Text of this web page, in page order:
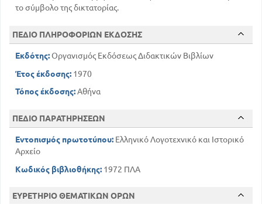
το σύμβολο της δικτατορίας.
ΠΕΔΙΟ ΠΛΗΡΟΦΟΡΙΩΝ ΕΚΔΟΣΗΣ
Εκδότης:Οργανισμός Εκδόσεως Διδακτικών Βιβλίων
Έτος έκδοσης: 1970
Τόπος έκδοσης:Αθήνα
ΠΕΔΙΟ ΠΑΡΑΤΗΡΗΣΕΩΝ
Εντοπισμός πρωτοτύπου: Ελληνικό Λογοτεχνικό και Ιστορικό
Αρχείο
Κωδικός βιβλιοθήκης: 1972 ΠΛΑ
ΕΥΡΕΤΗΡΙΟ ΘΕΜΑΤΙΚΩΝ ΟΡΩΝ